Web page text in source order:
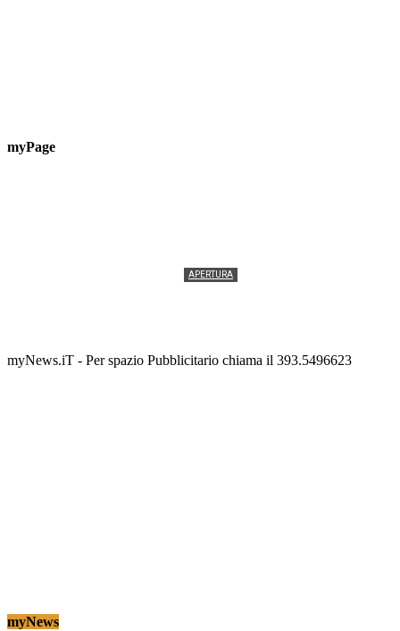
myPage
APERTURA
myNews.iT - Per spazio Pubblicitario chiama il 393.5496623
myNews